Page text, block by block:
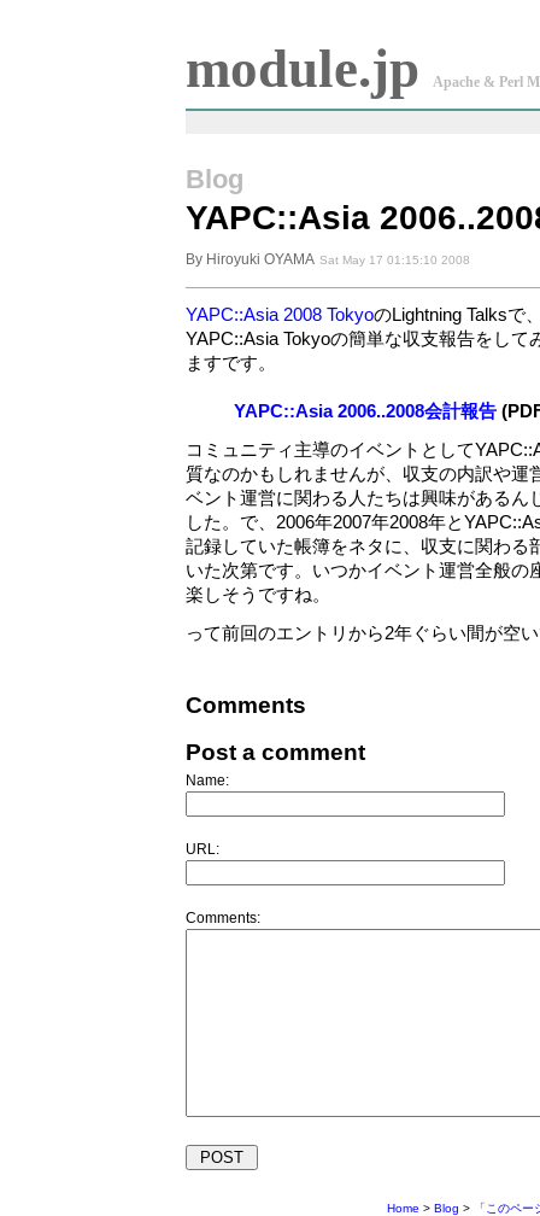
module.jp Apache & Perl
Blog
YAPC::Asia
By Hiroyuki OYAMA Sat May 17 01:15:10 2008
YAPC::Asia 2008 TokyoのLightning Talksで
YAPC::Asia Tokyoの簡単な収支報告をして
ますです。
YAPC::Asia 2006..2008会計報告
コミュニティ主導のイベントとして
質なのかもしれませんが、収支の内訳や運
ベント運営に関わる人たちは興味があるん
した。で、2006年2007年2008年と
記録していた帳簿をネタに、収支に関わる
いた次第です。いつかイベント運営全般の
楽しそうですね。
って前回のエントリから2年ぐらい間が空
Comments
Post a comment
Name:
URL:
Comments:
Home > Blog > 「このペ